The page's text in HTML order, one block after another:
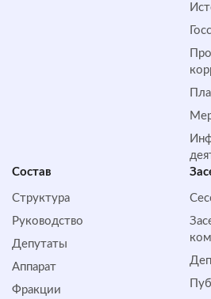
Состав
Структура
Руководство
Депутаты
Аппарат
Фракции